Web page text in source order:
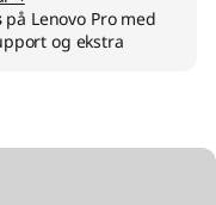
på Lenovo Pro med
og ekstra